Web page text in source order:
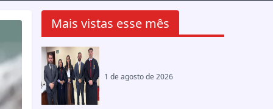
Mais vistas esse mês
1 de agosto de 2026